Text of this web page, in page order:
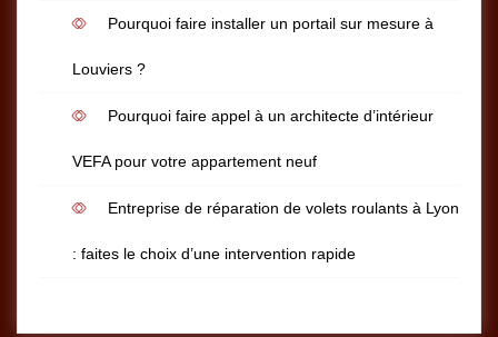
Pourquoi faire installer un portail sur mesure à
Louviers ?
Pourquoi faire appel à un architecte d’intérieur
VEFA pour votre appartement neuf
Entreprise de réparation de volets roulants à Lyon
: faites le choix d’une intervention rapide